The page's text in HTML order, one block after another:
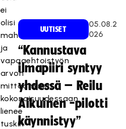
ei
olisi
mahdollinen
ja
vapaaehtoistyön
arvon
mittaaminen
kokonaisuudessaan
lienee
tuskin
UUTISET
05.08.2
026
“Kannustava
ilmapiiri syntyy
yhdessä – Reilu
Aikuinen -pilotti
käynnistyy”